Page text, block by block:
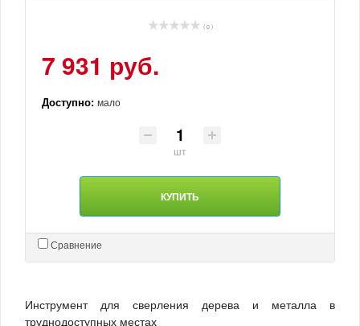
( 0 )
7 931 руб.
Доступно: мало
шт
КУПИТЬ
Сравнение
Инструмент для сверления дерева и металла в
труднодоступных местах